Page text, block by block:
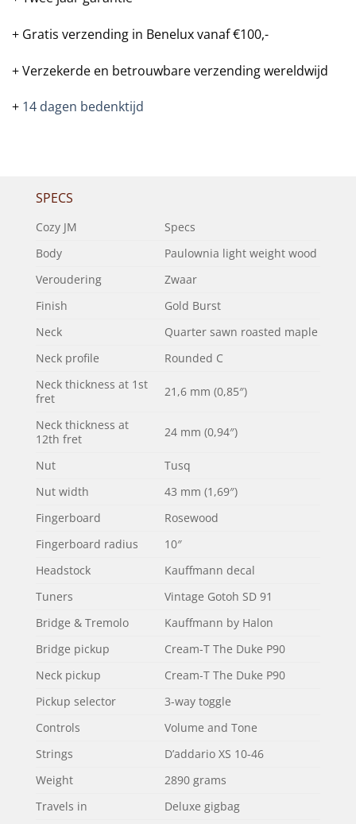
+ Gratis verzending in Benelux vanaf €100,-
+ Verzekerde en betrouwbare verzending wereldwijd
+ 14 dagen bedenktijd
SPECS
Cozy JM
Specs
Body
Paulownia light weight wood
Veroudering
Zwaar
Finish
Gold Burst
Neck
Quarter sawn roasted maple
Neck profile
Rounded C
Neck thickness at 1st
fret
21,6 mm (0,85″)
Neck thickness at
12th fret
24 mm (0,94″)
Nut
Tusq
Nut width
43 mm (1,69″)
Fingerboard
Rosewood
Fingerboard radius
10″
Headstock
Kauffmann decal
Tuners
Vintage Gotoh SD 91
Bridge & Tremolo
Kauffmann by Halon
Bridge pickup
Cream-T The Duke P90
Neck pickup
Cream-T The Duke P90
Pickup selector
3-way toggle
Controls
Volume and Tone
Strings
D’addario XS 10-46
Weight
2890 grams
Travels in
Deluxe gigbag